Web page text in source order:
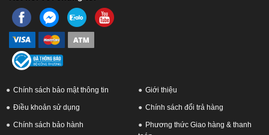
Chính sách bảo mật thông tin Giới thiệu
Điều khoản sử dụng Chính sách đổi trả hàng
Chính sách bảo hành
Phương thức Giao hàng & thanh